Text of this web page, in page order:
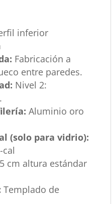
inferior
Fabricación a
entre paredes.
Nivel 2:
Aluminio oro
(solo para vidrio):
cm altura estándar
Templado de